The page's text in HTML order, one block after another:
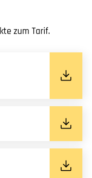
zum Tarif.